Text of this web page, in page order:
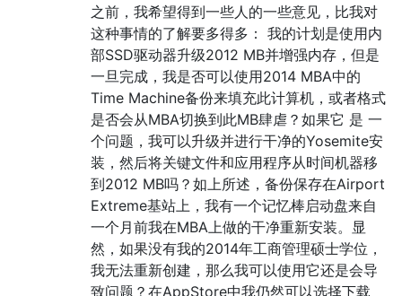
之前，我希望得到一些人的一些意见，比我对
这种事情的了解要多得多： 我的计划是使用内
部SSD驱动器升级2012 MB并增强内存，但是
一旦完成，我是否可以使用2014 MBA中的
Time Machine备份来填充此计算机，或者格式
是否会从MBA切换到此MB肆虐？如果它 是 一
个问题，我可以升级并进行干净的Yosemite安
装，然后将关键文件和应用程序从时间机器移
到2012 MB吗？如上所述，备份保存在Airport
Extreme基站上，我有一个记忆棒启动盘来自
一个月前我在MBA上做的干净重新安装。显
然，如果没有我的2014年工商管理硕士学位，
我无法重新创建，那么我可以使用它还是会导
致问题？在AppStore中我仍然可以选择下载